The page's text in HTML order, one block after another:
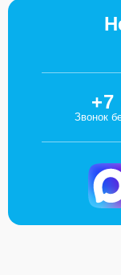
+7
Звонок